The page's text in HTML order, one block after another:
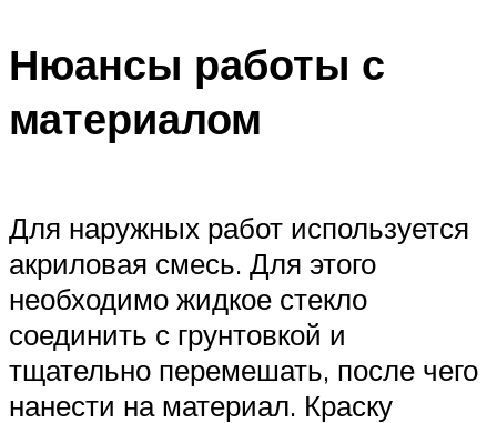
Нюансы работы с
материалом
Для наружных работ используется
акриловая смесь. Для этого
необходимо жидкое стекло
соединить с грунтовкой и
тщательно перемешать, после чего
нанести на материал. Краску